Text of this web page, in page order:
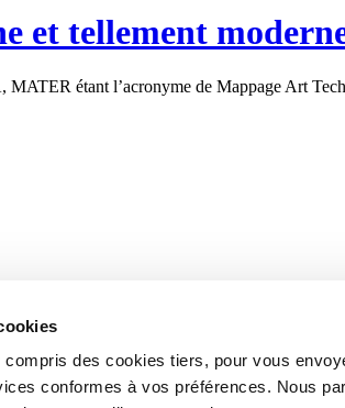
des cookies tiers, pour vous
conformes à vos préférences. Nous
et tellement
étant l’acronyme de Mappage Art